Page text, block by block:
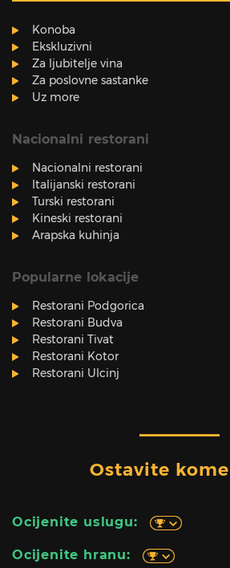
Konoba
Ekskluzivni
Za ljubitelje vina
Za poslovne sastanke
Uz more
Nacionalni restorani
Nacionalni restorani
Italijanski restorani
Turski restorani
Kineski restorani
Arapska kuhinja
Popularne lokacije
Restorani Podgorica
Restorani Budva
Restorani Tivat
Restorani Kotor
Restorani Ulcinj
Ostavite
Ocijenite uslugu:
Ocijenite hranu: